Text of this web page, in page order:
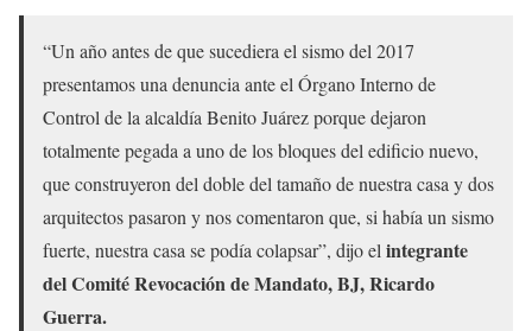
“Un año antes de que sucediera el sismo del 2017
presentamos una denuncia ante el Órgano Interno de
Control de la alcaldía Benito Juárez porque dejaron
totalmente pegada a uno de los bloques del edificio nuevo,
que construyeron del doble del tamaño de nuestra casa y dos
arquitectos pasaron y nos comentaron que, si había un sismo
fuerte, nuestra casa se podía colapsar”, dijo el integrante
del Comité Revocación de Mandato, BJ, Ricardo
Guerra.